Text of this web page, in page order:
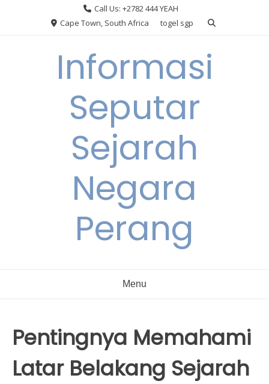
Call Us: +2782 444 YEAH
Cape Town, South Africa
togel sgp
Informasi
Seputar
Sejarah
Negara
Perang
Menu
Pentingnya Memahami
Latar Belakang Sejarah